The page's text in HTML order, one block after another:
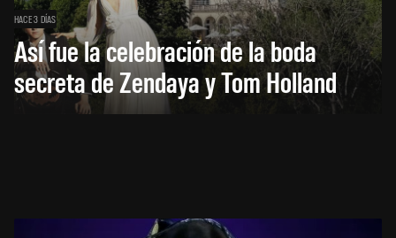
HACE 3 DÍAS
Así fue la celebración de la boda
secreta de Zendaya y Tom Holland